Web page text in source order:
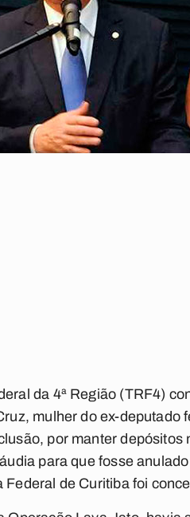
da 4ª Região (TRF4)
mulher do ex-deputado
por manter depósitos
para que fosse
Federal de Curitiba foi